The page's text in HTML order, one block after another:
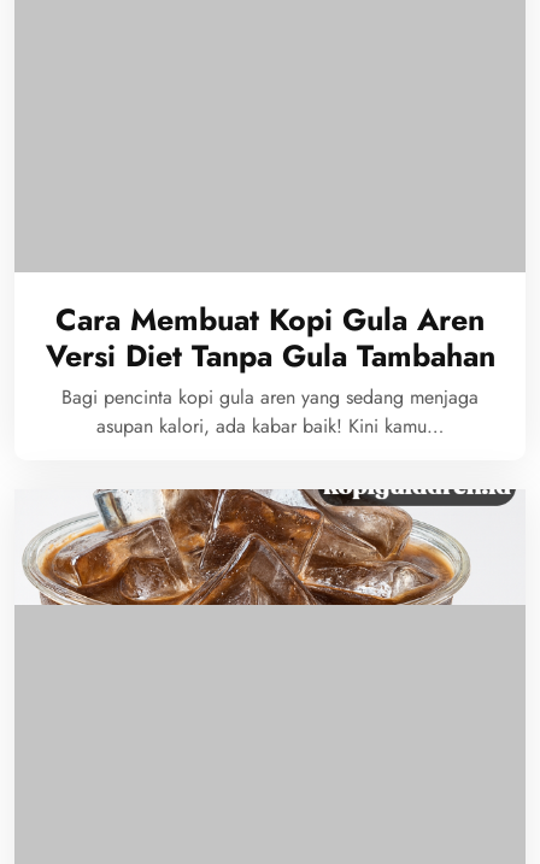
Cara Membuat Kopi Gula Aren
Versi Diet Tanpa Gula Tambahan
Bagi pencinta kopi gula aren yang sedang menjaga
asupan kalori, ada kabar baik! Kini kamu…